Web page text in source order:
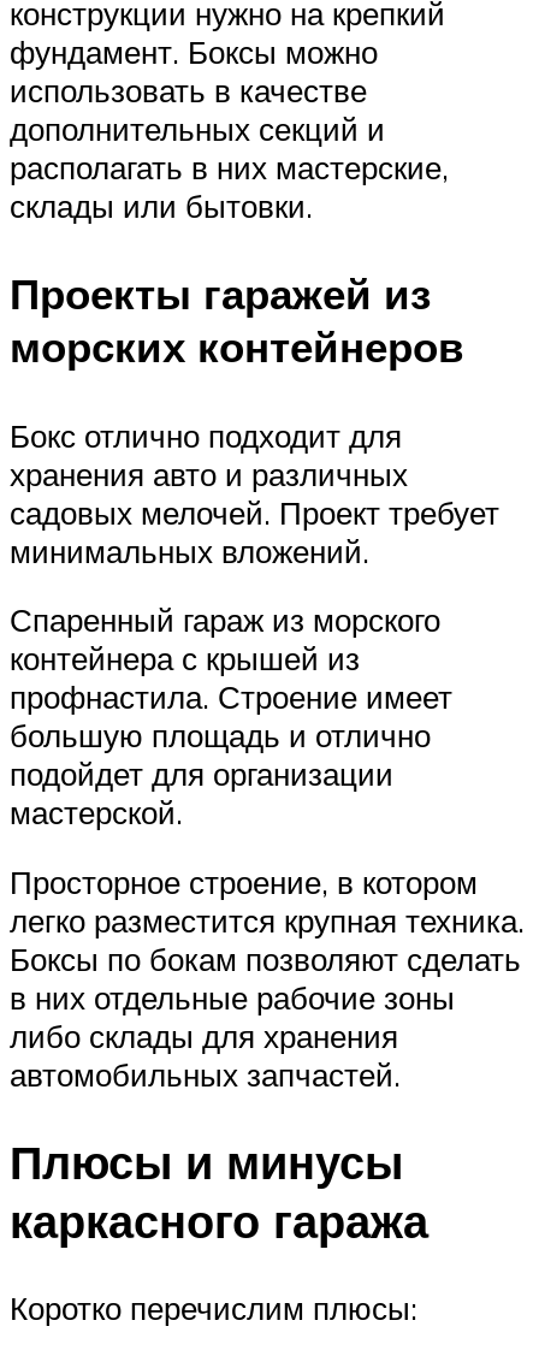
конструкции нужно на крепкий
фундамент. Боксы можно
использовать в качестве
дополнительных секций и
располагать в них мастерские,
склады или бытовки.
Проекты гаражей из
морских контейнеров
Бокс отлично подходит для
хранения авто и различных
садовых мелочей. Проект требует
минимальных вложений.
Спаренный гараж из морского
контейнера с крышей из
профнастила. Строение имеет
большую площадь и отлично
подойдет для организации
мастерской.
Просторное строение, в котором
легко разместится крупная техника.
Боксы по бокам позволяют сделать
в них отдельные рабочие зоны
либо склады для хранения
автомобильных запчастей.
Плюсы и минусы
каркасного гаража
Коротко перечислим плюсы: